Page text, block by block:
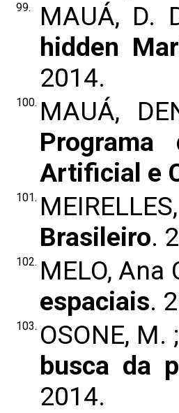
99. MAUÁ, D.
hidden
2014.
100. MAUÁ,
Artificial e
101.
Brasileiro.
102. MELO, Ana
espaciais.
103. OSONE, M.
busca da
2014.